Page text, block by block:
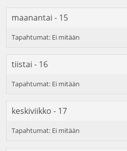
maanantai - 15
tiistai - 16
keskiviikko - 17